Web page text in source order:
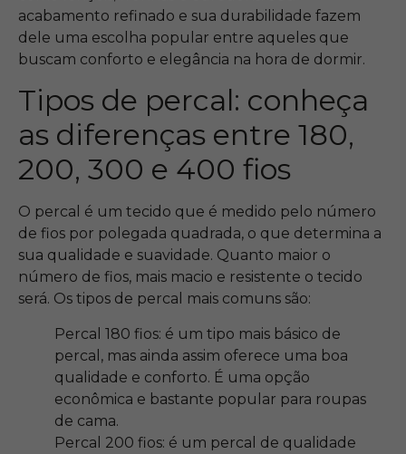
acabamento refinado e sua durabilidade fazem
dele uma escolha popular entre aqueles que
buscam conforto e elegância na hora de dormir.
Tipos de percal: conheça
as diferenças entre 180,
200, 300 e 400 fios
O percal é um tecido que é medido pelo número
de fios por polegada quadrada, o que determina a
sua qualidade e suavidade. Quanto maior o
número de fios, mais macio e resistente o tecido
será. Os tipos de percal mais comuns são:
Percal 180 fios: é um tipo mais básico de
percal, mas ainda assim oferece uma boa
qualidade e conforto. É uma opção
econômica e bastante popular para roupas
de cama.
Percal 200 fios: é um percal de qualidade